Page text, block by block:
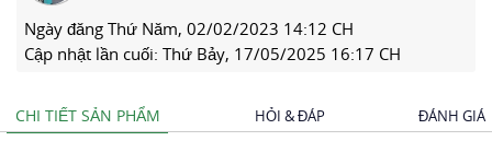
Ngày đăng Thứ Năm, 02/02/2023 14:12 CH
Cập nhật lần cuối: Thứ Bảy, 17/05/2025 16:17 CH
CHI TIẾT SẢN PHẨM HỎI & ĐÁP ĐÁNH GIÁ